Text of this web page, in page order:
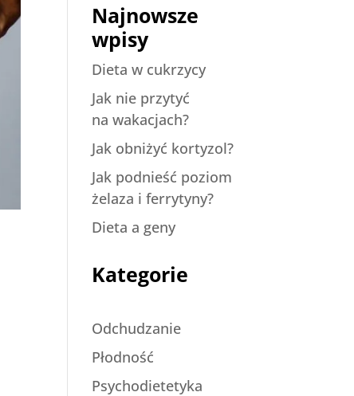
Najnowsze
wpisy
Dieta w cukrzycy
Jak nie przytyć
na wakacjach?
Jak obniżyć kortyzol?
Jak podnieść poziom
żelaza i ferrytyny?
Dieta a geny
Kategorie
Odchudzanie
Płodność
Psychodietetyka